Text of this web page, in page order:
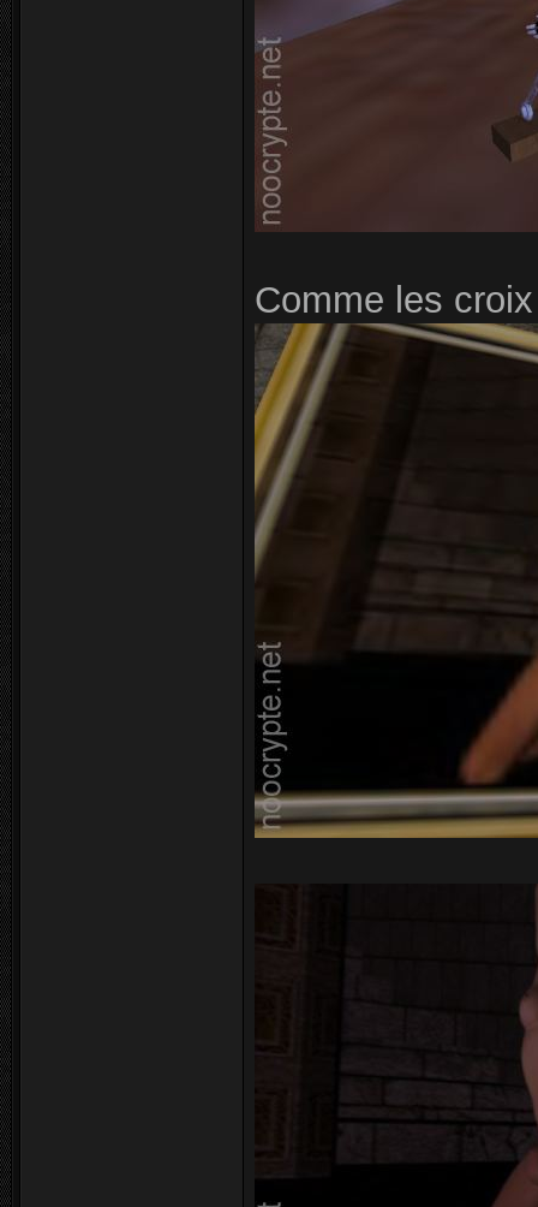
Comme les